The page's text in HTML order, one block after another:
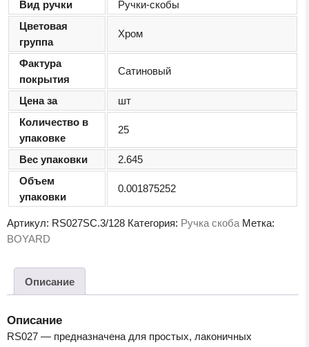
Вид ручки
Ручки-скобы
Цветовая
группа
Хром
Фактура
покрытия
Сатиновый
Цена за
шт
Количество в
упаковке
25
Вес упаковки
2.645
Объем
упаковки
0.001875252
Артикул: RS027SC.3/128 Категория: Ручка скоба Метка:
BOYARD
Описание
Описание
RS027 — предназначена для простых, лаконичных